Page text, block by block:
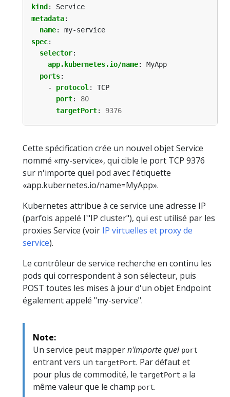
kind :
Service
metadata:
name:
my-service
spec:
selector:
app.kubernetes.io/name:
MyApp
ports:
- protocol :
TCP
port:
80
targetPort: 9376
Cette spécification crée un nouvel objet Service
nommé «my-service», qui cible le port TCP 9376
sur n'importe quel pod avec l'étiquette
«app.kubernetes.io/name=MyApp».
Kubernetes attribue à ce service une adresse IP
(parfois appelé l'"IP cluster"), qui est utilisé par les
proxies Service (voir IP virtuelles et proxy de
service).
Le contrôleur de service recherche en continu les
pods qui correspondent à son sélecteur, puis
POST toutes les mises à jour d'un objet Endpoint
également appelé "my-service".
Note:
Un service peut mappern'importe quel port
entrant vers un targetPort. Par défaut et
pour plus de commodité, le targetPort a la
même valeur que le champ port.